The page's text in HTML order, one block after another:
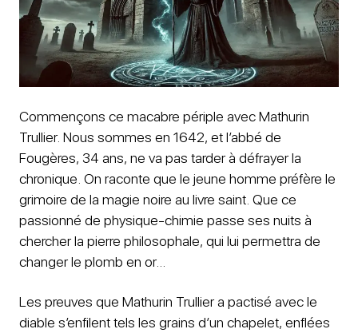
Commençons ce macabre périple avec Mathurin
Trullier. Nous sommes en 1642, et l’abbé de
Fougères, 34 ans, ne va pas tarder à défrayer la
chronique. On raconte que le jeune homme préfère le
grimoire de la magie noire au livre saint. Que ce
passionné de physique-chimie passe ses nuits à
chercher la pierre philosophale, qui lui permettra de
changer le plomb en or…
Les preuves que Mathurin Trullier a pactisé avec le
diable s’enfilent tels les grains d’un chapelet, enflées